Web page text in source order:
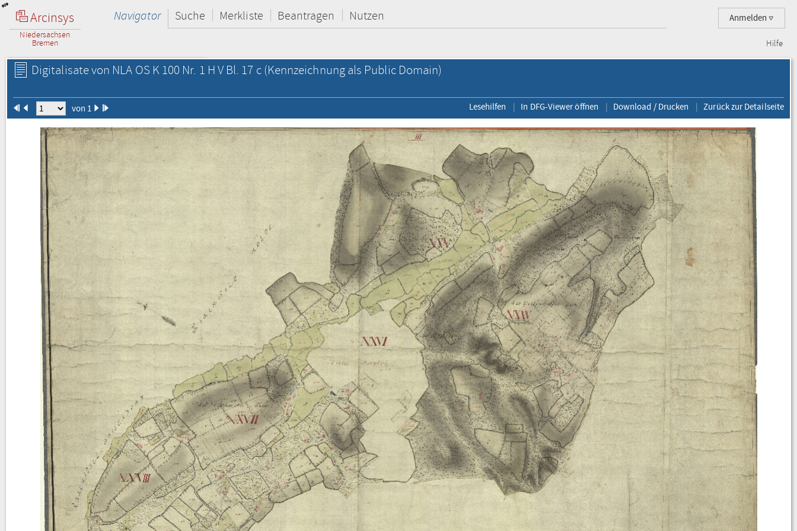
Arcinsys
Niedersachsen
Bremen
Anmelden
Navigator Suche Merkliste Beantragen Nutzen
Hilfe
Digitalisate von NLA OS K 100 Nr. 1 H V Bl. 17 c(Kennzeichnung als Public Domain)
von 1 Lesehilfen In DFG-Viewer öffnen Download / Drucken Zurück zur Detailseite